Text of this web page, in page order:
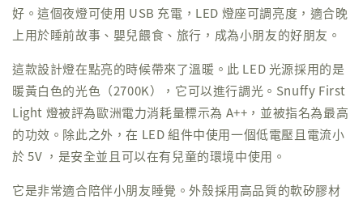
好。這個夜燈可使用 USB 充電，LED 燈座可調亮度，適合晚
上用於睡前故事、嬰兒餵食、旅行，成為小朋友的好朋友。
這款設計燈在點亮的時候帶來了溫暖。此 LED 光源採用的是
暖黃白色的光色（2700K），它可以進行調光。Snuffy First
Light 燈被評為歐洲電力消耗量標示為 A++，並被指名為最高
的功效。除此之外，在 LED 組件中使用一個低電壓且電流小
於 5V ，是安全並且可以在有兒童的環境中使用。
它是非常適合陪伴小朋友睡覺。外殼採用高品質的軟矽膠材